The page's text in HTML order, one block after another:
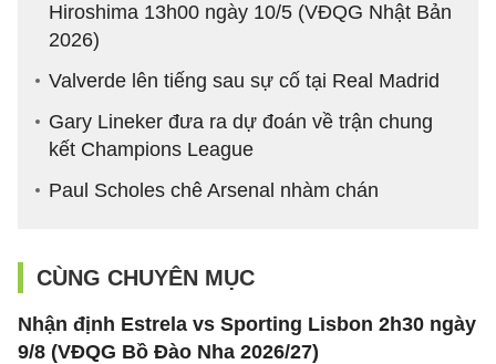
Hiroshima 13h00 ngày 10/5 (VĐQG Nhật Bản
2026)
Valverde lên tiếng sau sự cố tại Real Madrid
Gary Lineker đưa ra dự đoán về trận chung
kết Champions League
Paul Scholes chê Arsenal nhàm chán
CÙNG CHUYÊN MỤC
Nhận định Estrela vs Sporting Lisbon 2h30 ngày
9/8 (VĐQG Bồ Đào Nha 2026/27)